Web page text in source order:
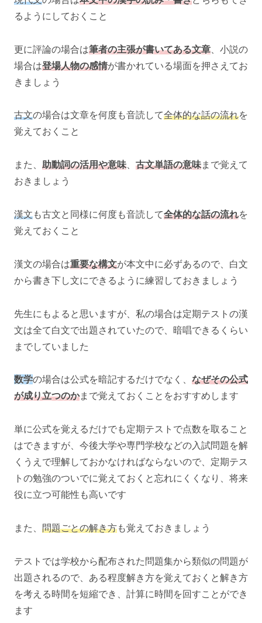
るようにしておくこと
更に評論の場合は筆者の主張が書いてある文章 、小説の
場合は登場人物の感情が書かれている場面を押さえてお
きましょう
古文の場合は文章を何度も音読して全体的な話の流れを
覚えておくこと
また、 助動詞の活用や意味 古文単語の意味まで覚えて
おきましょう
漢文も古文と同様に何度も音読して全体的な話の流れを
覚えておくこと
漢文の場合は重要な構文が本文中に必ずあるので、白文
から書き下し文にできるように練習しておきましょう
先生にもよると思いますが、私の場合は定期テストの漢
文は全て白文で出題されていたので、暗唱できるくらい
までしていました
数学の場合は公式を暗記するだけでなく、 なぜその公式
が成り立つのかまで覚えておくことをおすすめします
単に公式を覚えるだけでも定期テストで点数を取ること
はできますが、今後大学や専門学校などの入試問題を解
くうえで理解しておかなければならないので、定期テス
トの勉強のついでに覚えておくと忘れにくくなり、将来
役に立つ可能性も高いです
また、 問題ごとの解き方も覚えておきましょう
テストでは学校から配布された問題集から類似の問題が
出題されるので、ある程度解き方を覚えておくと解き方
を考える時間を短縮でき、計算に時間を回すことができ
ます